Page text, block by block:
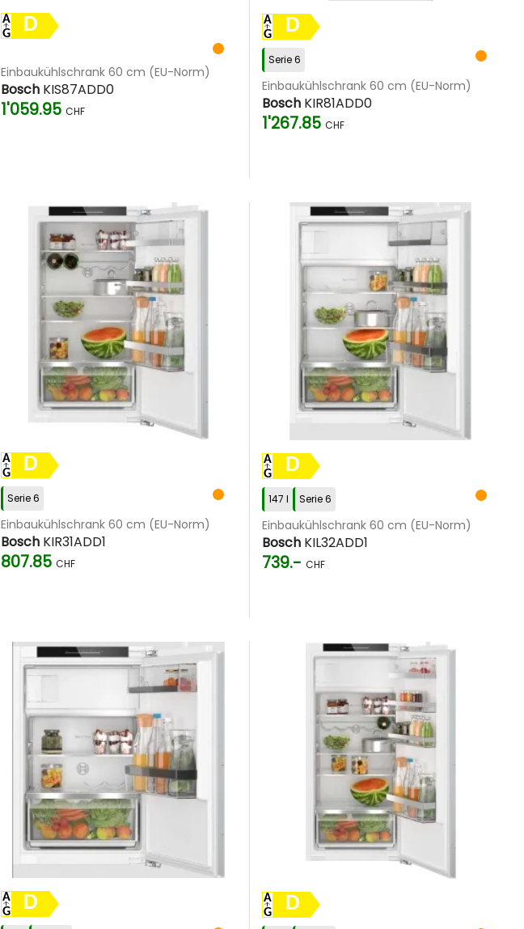
D
Einbaukühlschrank 60 cm (EU-Norm)
BoschKIS87ADD0
1'059.95 CHF
D
Serie 6
Einbaukühlschrank 60 cm (EU-Norm)
Bosch KIR81ADD0
1'267.85CHF
D
Serie 6
Einbaukühlschrank 60 cm (EU-Norm)
BoschKIR31ADD1
807.85 CHF
D
147 l Serie 6
Einbaukühlschrank 60 cm (EU-Norm)
Bosch KIL32ADD1
739.-CHF
D D